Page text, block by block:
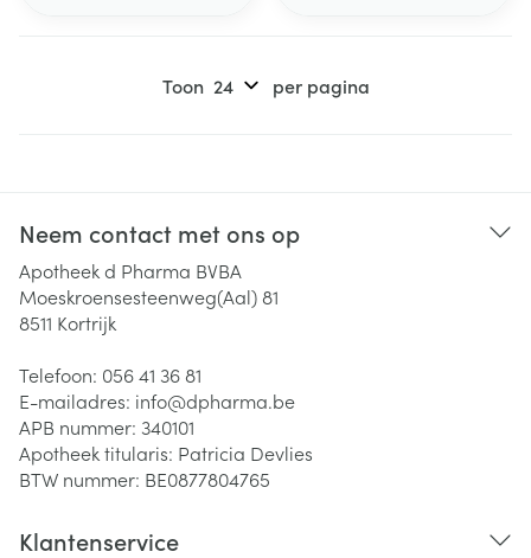
Toon per pagina
Neem contact met ons op
Apotheek d Pharma BVBA
Moeskroensesteenweg(Aal) 81
8511 Kortrijk
Telefoon: 056 41 36 81
E-mailadres: info@dpharma.be
APB nummer: 340101
Apotheek titularis: Patricia Devlies
BTW nummer: BE0877804765
Klantenservice